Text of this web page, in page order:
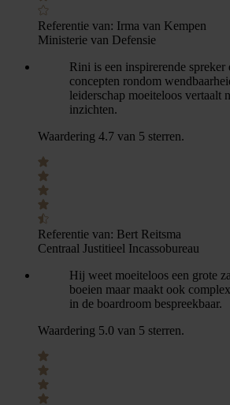
Referentie van: Irma van Kempen
Ministerie van Defensie
Rini is een inspirerende spreker
concepten rondom
leiderschap moeiteloos vertaalt
inzichten.
Waardering 4.7 van 5 sterren.
Referentie van: Bert Reitsma
Centraal Justitieel Incassobureau
Hij weet moeiteloos een grote
boeien maar maakt ook
in de boardroom bespreekbaar.
Waardering 5.0 van 5 sterren.